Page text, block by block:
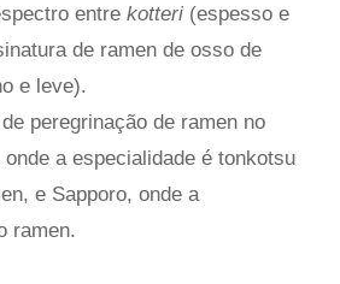
entre kotteri (espesso e
de ramen de osso de
e leve).
peregrinação de ramen no
a especialidade é tonkotsu
e Sapporo, onde a
ramen.